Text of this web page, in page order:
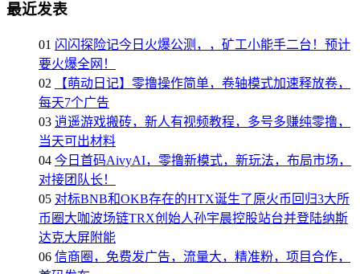
最近发表
01 闪闪探险记今日火爆公测，，矿工小能手二台！预计
要火爆全网！
02
【萌动日记】零撸操作简单，卷轴模式加速释放卷，
每天7个广告
03 逍遥游戏搬砖，新人有视频教程，多号多赚纯零撸，
当天可出材料
04 今日首码AivyAI，零撸新模式，新玩法，布局市场，
对接团队长！
05 对标BNB和OKB存在的HTX诞生了原火币回归3大所
币圈大咖波场链TRX创始人孙宇晨控股站台并登陆纳斯
达克大屏附能
06 信商圈，免费发广告，流量大，精准粉，项目合作，